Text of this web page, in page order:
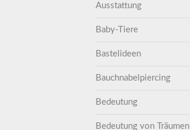
Ausstattung
Baby-Tiere
Bastelideen
Bauchnabelpiercing
Bedeutung
Bedeutung von Träumen